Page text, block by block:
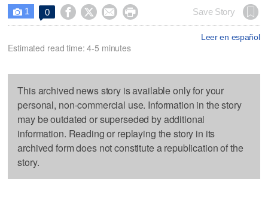
 1 0     Save Story
Leer en español
Estimated read time: 4-5 minutes
This archived news story is available only for your
personal, non-commercial use. Information in the story
may be outdated or superseded by additional
information. Reading or replaying the story in its
archived form does not constitute a republication of the
story.